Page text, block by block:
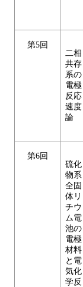
第5回
二相
共存
系の
電極
反応
速度
論
第6回
硫化
物系
全固
体リ
チウ
ム電
池の
電極
材料
と電
気化
学反